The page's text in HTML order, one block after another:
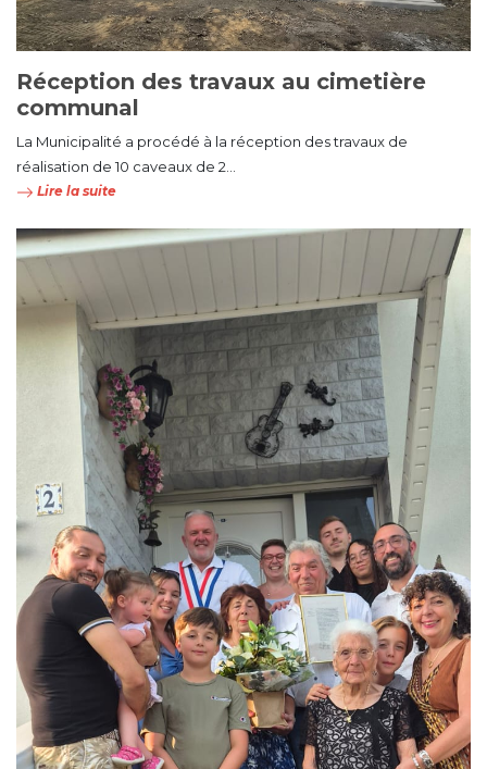
Réception des travaux au cimetière
communal
La Municipalité a procédé à la réception des travaux de
réalisation de 10 caveaux de 2...
Lire la suite